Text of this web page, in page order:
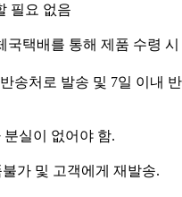
필요 없음
택배를 통해 제품 수령 시
송처로 발송 및 7일 이내 반
실이 없어야 함.
가 및 고객에게 재발송.